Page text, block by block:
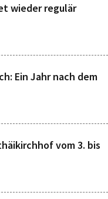
wieder regulär
Ein Jahr nach dem
vom 3. bis